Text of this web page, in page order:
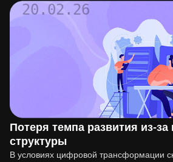
20.02.26
Потеря темпа развития из-за
структуры
В условиях цифровой трансформации